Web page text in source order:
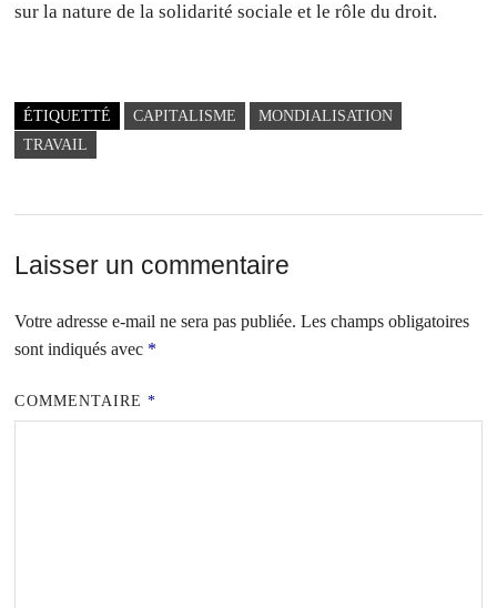
sur la nature de la solidarité sociale et le rôle du droit.
ÉTIQUETTÉ CAPITALISME
MONDIALISATION
TRAVAIL
Laisser un commentaire
Votre adresse e-mail ne sera pas publiée. Les champs obligatoires
sont indiqués avec *
COMMENTAIRE*